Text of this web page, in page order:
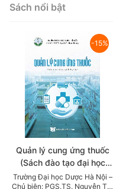
Sách nổi bật
-15%
Quản lý cung ứng thuốc
(Sách đào tạo đại học
ngành dược học)
Trường Đại học Dược Hà Nội –
Chủ biên: PGS.TS. Nguyễn Thị